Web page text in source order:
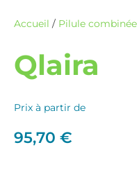
Accueil / Pilule combinée
Qlaira
Prix à partir de
95,70 €